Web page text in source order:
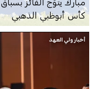
كأس أبوظبي الذهبي
أخبار ولي العهد